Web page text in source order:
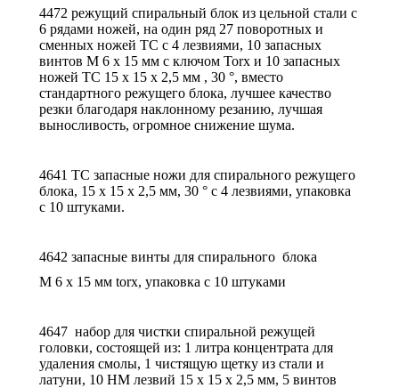
4472 режущий спиральный блок из цельной стали с
6 рядами ножей, на один ряд 27 поворотных и
сменных ножей TC с 4 лезвиями, 10 запасных
винтов M 6 x 15 мм с ключом Torx и 10 запасных
ножей TC 15 x 15 x 2,5 мм , 30 °, вместо
стандартного режущего блока, лучшее качество
резки благодаря наклонному резанию, лучшая
выносливость, огромное снижение шума.
4641 TC запасные ножи для спирального режущего
блока, 15 х 15 х 2,5 мм, 30 ° с 4 лезвиями, упаковка
с 10 штуками.
4642 запасные винты для спирального блока
M 6 x 15 мм torx, упаковка с 10 штуками
4647 набор для чистки спиральной режущей
головки, состоящей из: 1 литра концентрата для
удаления смолы, 1 чистящую щетку из стали и
латуни, 10 HM лезвий 15 x 15 x 2,5 мм, 5 винтов